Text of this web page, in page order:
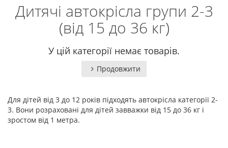
Дитячі автокрісла групи 2-3
(від 15 до 36 кг)
У цій категорії немає товарів.
Продовжити
Для дітей від 3 до 12 років підходять автокрісла категорії 2-
3. Вони розраховані для дітей завважки від 15 до 36 кг і
зростом від 1 метра.